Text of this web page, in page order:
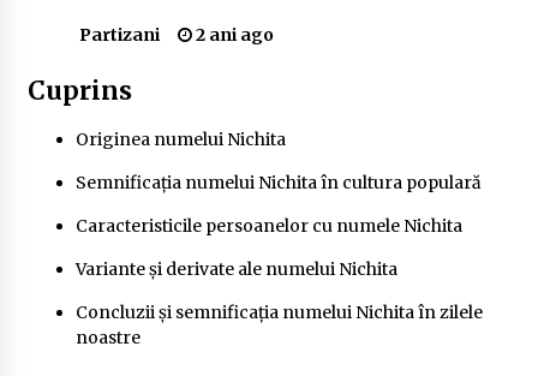
2 ani ago
Cele mai bune locuri pentru pescuitul crapului
2 ani ago
crap: Ghid complet pentru pescari
2 ani ago
Partizani 2 ani ago
Cuprins
Originea numelui Nichita
Semnificația numelui Nichita în cultura populară
Caracteristicile persoanelor cu numele Nichita
Variante și derivate ale numelui Nichita
Concluzii și semnificația numelui Nichita în zilele
noastre